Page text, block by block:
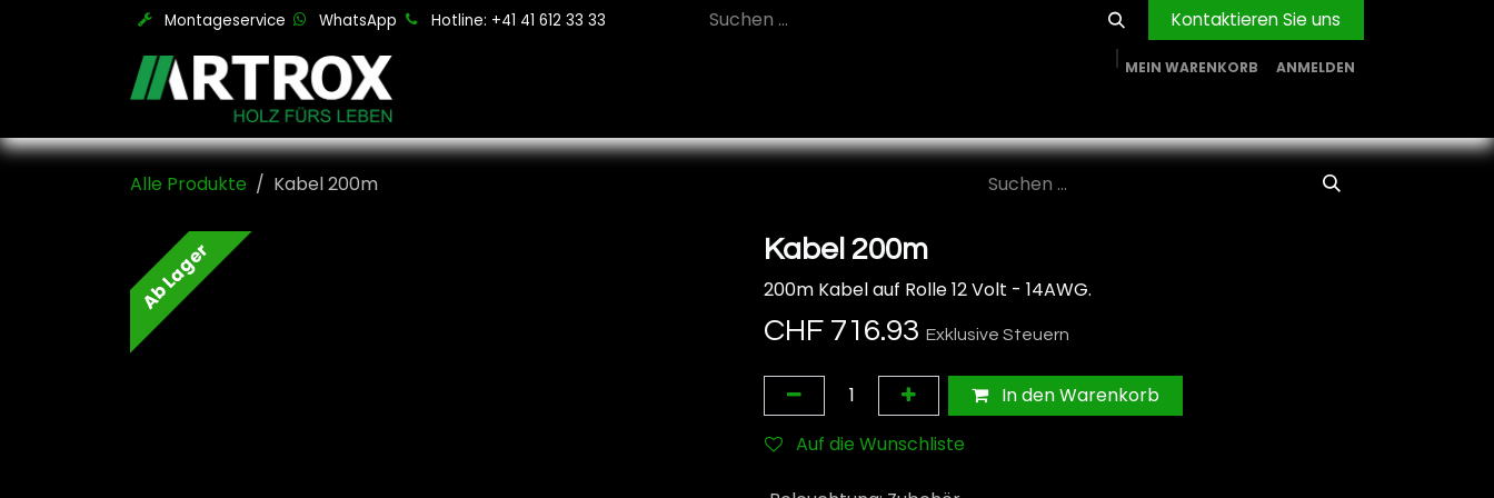
Zum Inhalt springenMontageservice WhatsApp Hotline: +41 41 612 33 33 Kontaktieren Sie uns
MEIN WARENKORB ANMELDEN
Alle Produkte Kabel 200m
Ab Lager Kabel 200m
200m Kabel auf Rolle 12 Volt - 14AWG.
CHF 716.93 Exklusive Steuern
In den Warenkorb
Auf die Wunschliste